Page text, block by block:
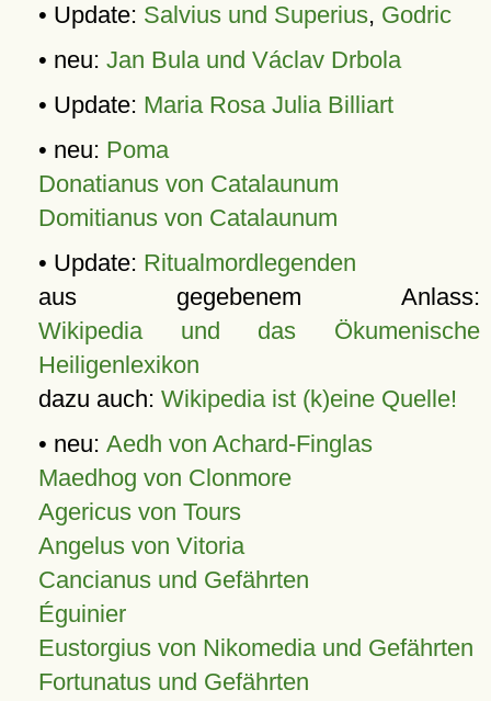
• Update: Salvius und Superius, Godric
• neu: Jan Bula und Václav Drbola
• Update: Maria Rosa Julia Billiart
• neu: Poma
Donatianus von Catalaunum
Domitianus von Catalaunum
• Update: Ritualmordlegenden
aus gegebenem Anlass:
Wikipedia und das Ökumenische
Heiligenlexikon
dazu auch: Wikipedia ist (k)eine Quelle!
• neu: Aedh von Achard-Finglas
Maedhog von Clonmore
Agericus von Tours
Angelus von Vitoria
Cancianus und Gefährten
Éguinier
Eustorgius von Nikomedia und Gefährten
Fortunatus und Gefährten